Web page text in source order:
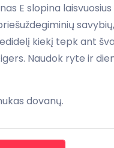
E slopina
kiekį tepk ant
Naudok ryte ir
dovanų.